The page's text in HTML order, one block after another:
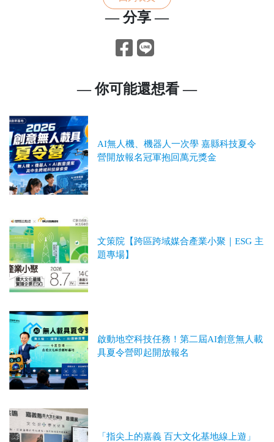
— 分享 —
— 你可能還想看 —
AI無人機、機器人一次學 嘉縣科技夏令
營開放報名冠軍抱回萬元獎金
文策院【跨區跨域媒合產業小聚｜ESG 主
題專場】
啟動地空科技任務！第二屆AI創意無人載
具夏令營即起開放報名
「指尖上的嘉義 百大文化基地線上遊」